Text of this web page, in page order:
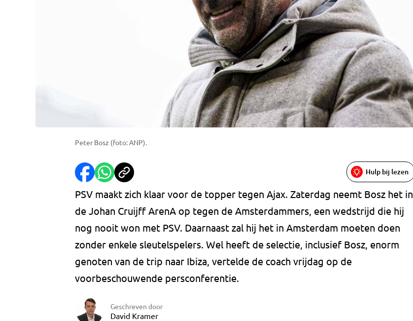
Peter Bosz (foto: ANP).
Hulp bij lezen
PSV maakt zich klaar voor de topper tegen Ajax. Zaterdag neemt Bosz het in
de Johan Cruijff ArenA op tegen de Amsterdammers, een wedstrijd die hij
nog nooit won met PSV. Daarnaast zal hij het in Amsterdam moeten doen
zonder enkele sleutelspelers. Wel heeft de selectie, inclusief Bosz, enorm
genoten van de trip naar Ibiza, vertelde de coach vrijdag op de
voorbeschouwende persconferentie.
Geschreven door
David Kramer